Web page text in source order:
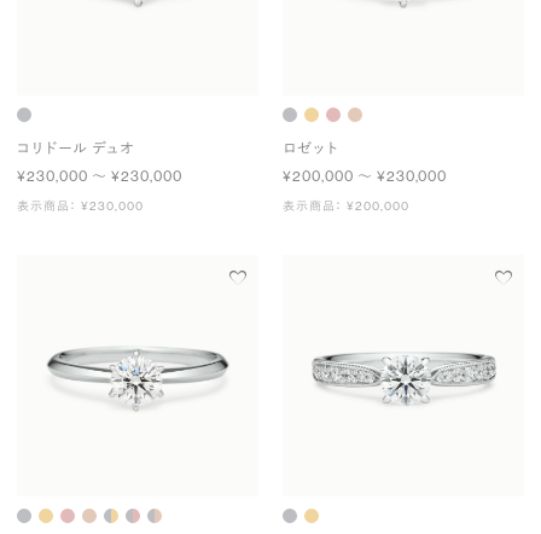
コリドール デュオ
¥230,000 〜 ¥230,000
表示商品： ¥230,000
ロゼット
¥200,000 〜 ¥230,000
表示商品： ¥200,000